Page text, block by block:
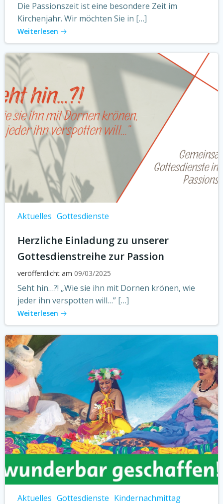
Die Passionszeit ist eine besondere Zeit im
Kirchenjahr. Wir möchten Sie in […]
Weiterlesen
Aktuelles Gottesdienste
Herzliche Einladung zu unserer
Gottesdienstreihe zur Passion
veröffentlicht am 09/03/2025
Seht hin…?! „Wie sie ihn mit Dornen krönen, wie
jeder ihn verspotten will…” […]
Weiterlesen
Aktuelles Gottesdienste Kindernachmittag